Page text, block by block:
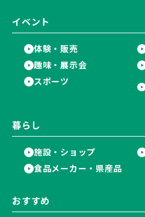
イベント
体験・販売
趣味・展示会
スポーツ
暮らし
施設・ショップ
食品メーカー・県産品
おすすめ